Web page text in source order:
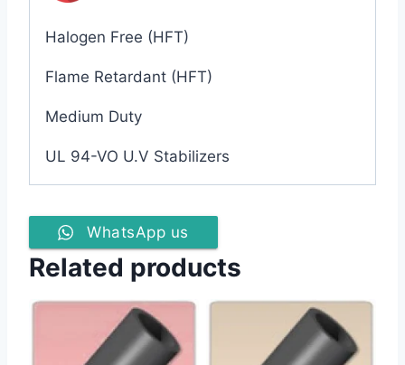
Halogen Free (HFT)
Flame Retardant (HFT)
Medium Duty
UL 94-VO U.V Stabilizers
WhatsApp us
Related products